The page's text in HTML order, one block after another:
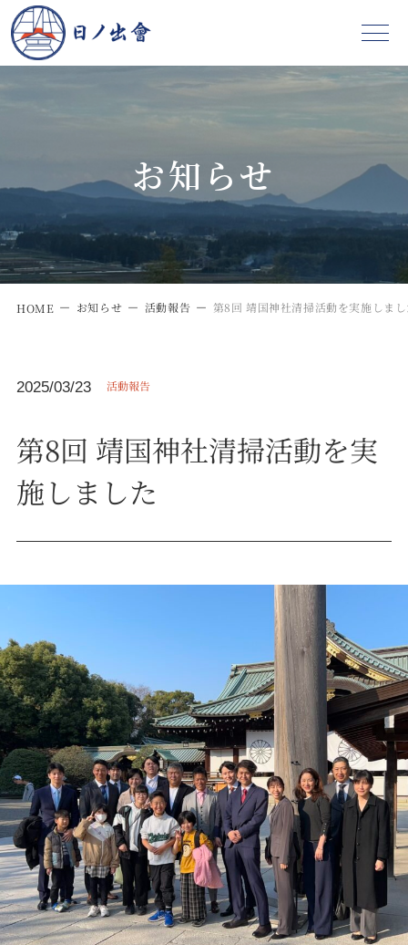
お知らせ
HOME お知らせ 活動報告 第8回 靖国神社清掃活動を実施しま
2025/03/23 活動報告
第8回 靖国神社清掃活動を実
施しました